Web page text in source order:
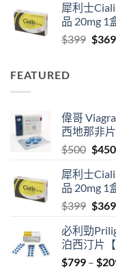
犀利士
品 20mg 1
$399 $369
FEATURED
偉哥
西地那非
$500
was:
$450
犀利士
品 20mg 1
$399
was:
$369
必利勁
泊西汀片
$799 – $